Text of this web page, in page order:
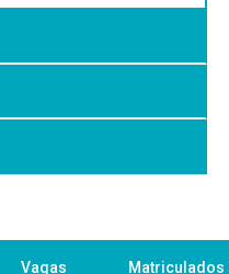
de Engenharia de
S. et al. Como elaborar
e método. Rio de
Vagas Matriculados